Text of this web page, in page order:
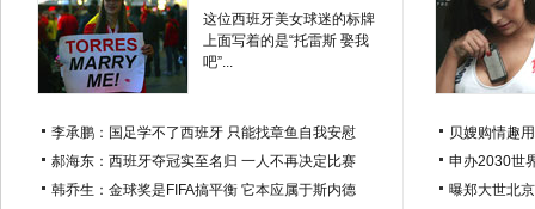
这位西班牙美女球迷的标牌
上面写着的是“托雷斯 娶我
吧”...
李承鹏：国足学不了西班牙 只能找章鱼自我安慰
郝海东：西班牙夺冠实至名归 一人不再决定比赛
韩乔生：金球奖是FIFA搞平衡 它本应属于斯内德
贝嫂购情趣
申办2030世
曝郑大世北